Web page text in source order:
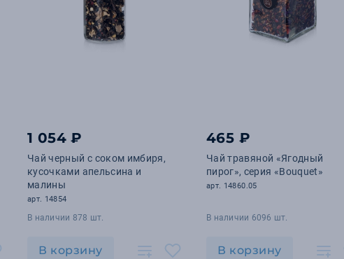
1 054 ₽
Чай черный с соком имбиря,
кусочками апельсина и
малины
арт. 14854
В наличии 878 шт.
В корзину
465 ₽
Чай травяной «Ягодный
пирог», серия «Bouquet»
арт. 14860.05
В наличии 6096 шт.
В корзину